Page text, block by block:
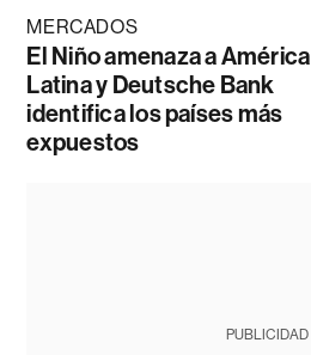
MERCADOS
El Niño amenaza a América
Latina y Deutsche Bank
identifica los países más
expuestos
PUBLICIDAD